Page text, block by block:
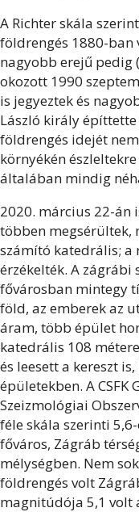
A Richter skála
földrengés 1880-
nagyobb erejű pedig
okozott 1990
is jegyeztek és
László király építtette
földrengés idejét
környékén
általában mindig
2020. március 22-án
többen megsérültek,
számító katedrális; a
érzékelték. A zágrábi
fővárosban mintegy
föld, az emberek az
áram, több épület
katedrális 108
és leesett a kereszt
épületekben. A CSFK
Szeizmológiai
féle skála szerinti
főváros, Zágráb
mélységben. Nem
földrengés volt
magnitúdója 5,1 volt